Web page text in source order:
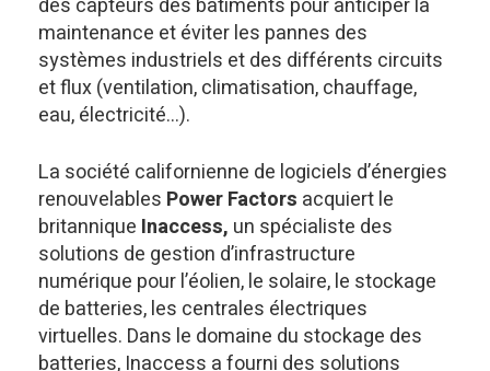
des capteurs des bâtiments pour anticiper la
maintenance et éviter les pannes des
systèmes industriels et des différents circuits
et flux (ventilation, climatisation, chauffage,
eau, électricité…).
La société californienne de logiciels d’énergies
renouvelables Power Factors acquiert le
britannique Inaccess, un spécialiste des
solutions de gestion d’infrastructure
numérique pour l’éolien, le solaire, le stockage
de batteries, les centrales électriques
virtuelles. Dans le domaine du stockage des
batteries, Inaccess a fourni des solutions